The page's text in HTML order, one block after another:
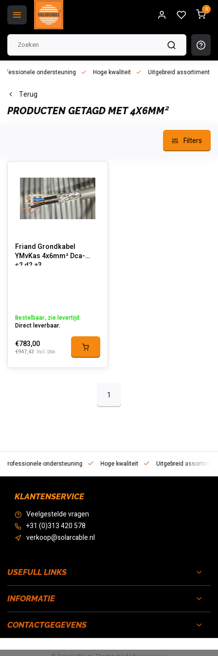
0
ondersteuning Hoge kwaliteit Uitgebreid assortiment
Terug
PRODUCTEN GETAGD MET 4X6MM²
Filters
Friand Grondkabel
YMvKas 4x6mm² Dca-
s2,d2,a3
Bestelbaar, zie levertijd:
Direct leverbaar.
€783,00
€947,43 Incl. btw
1
ondersteuning Hoge kwaliteit Uitgebreid assortiment
KLANTENSERVICE
Veelgestelde vragen
+31 (0)313 420 578
verkoop@solarcable.nl
USEFULL LINKS
INFORMATIE
CONTACTGEGEVENS